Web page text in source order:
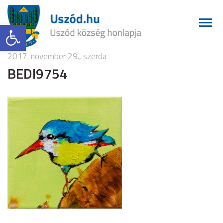
Eszköztár megnyitása
2017. november 29., szerda
BEDI9754